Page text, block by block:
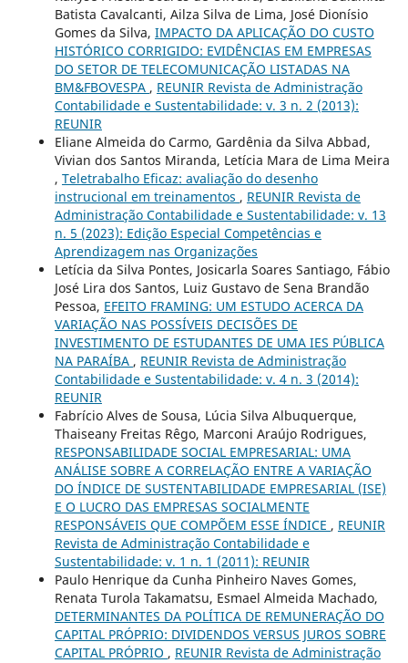
Batista Cavalcanti, Ailza Silva de Lima, José Dionísio
Gomes da Silva, IMPACTO DA APLICAÇÃO DO CUSTO
HISTÓRICO CORRIGIDO: EVIDÊNCIAS EM EMPRESAS
DO SETOR DE TELECOMUNICAÇÃO LISTADAS NA
BM&FBOVESPA , REUNIR Revista de Administração
Contabilidade e Sustentabilidade: v. 3 n. 2 (2013):
REUNIR
Eliane Almeida do Carmo, Gardênia da Silva Abbad,
Vivian dos Santos Miranda, Letícia Mara de Lima Meira
, Teletrabalho Eficaz: avaliação do desenho
instrucional em treinamentos , REUNIR Revista de
Administração Contabilidade e Sustentabilidade: v. 13
n. 5 (2023): Edição Especial Competências e
Aprendizagem nas Organizações
Letícia da Silva Pontes, Josicarla Soares Santiago, Fábio
José Lira dos Santos, Luiz Gustavo de Sena Brandão
Pessoa, EFEITO FRAMING: UM ESTUDO ACERCA DA
VARIAÇÃO NAS POSSÍVEIS DECISÕES DE
INVESTIMENTO DE ESTUDANTES DE UMA IES PÚBLICA
NA PARAÍBA , REUNIR Revista de Administração
Contabilidade e Sustentabilidade: v. 4 n. 3 (2014):
REUNIR
Fabrício Alves de Sousa, Lúcia Silva Albuquerque,
Thaiseany Freitas Rêgo, Marconi Araújo Rodrigues,
RESPONSABILIDADE SOCIAL EMPRESARIAL: UMA
ANÁLISE SOBRE A CORRELAÇÃO ENTRE A VARIAÇÃO
DO ÍNDICE DE SUSTENTABILIDADE EMPRESARIAL (ISE)
E O LUCRO DAS EMPRESAS SOCIALMENTE
RESPONSÁVEIS QUE COMPÕEM ESSE ÍNDICE , REUNIR
Revista de Administração Contabilidade e
Sustentabilidade: v. 1 n. 1 (2011): REUNIR
Paulo Henrique da Cunha Pinheiro Naves Gomes,
Renata Turola Takamatsu, Esmael Almeida Machado,
DETERMINANTES DA POLÍTICA DE REMUNERAÇÃO DO
CAPITAL PRÓPRIO: DIVIDENDOS VERSUS JUROS SOBRE
CAPITAL PRÓPRIO , REUNIR Revista de Administração